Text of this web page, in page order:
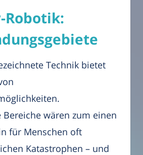
Robotik:
Technik bietet
Bereiche wären zum einen
für Menschen oft
Katastrophen – und